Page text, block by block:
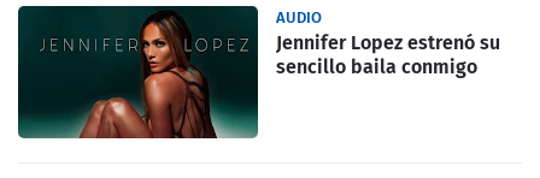
AUDIO
Jennifer Lopez estrenó su
sencillo baila conmigo